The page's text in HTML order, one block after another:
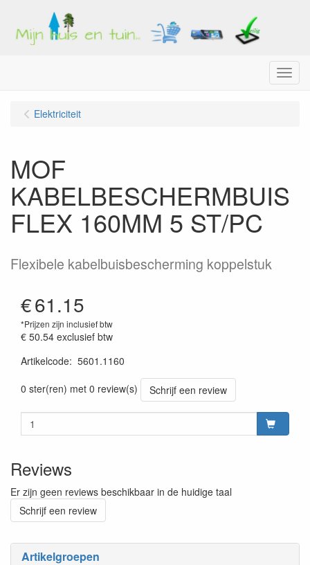
Menu
Artikelgroepen
Elektriciteit
MOF
KABELBESCHERMBUIS
FLEX 160MM 5 ST/PC
Flexibele kabelbuisbescherming koppelstuk
€61.15
*Prijzen zijn inclusief btw
€ 50.54 exclusief btw
Artikelcode: 5601.1160
0 ster(ren) met 0 review(s)
Schrijf een review
Reviews
Er zijn geen reviews beschikbaar in de huidige taal
Schrijf een review